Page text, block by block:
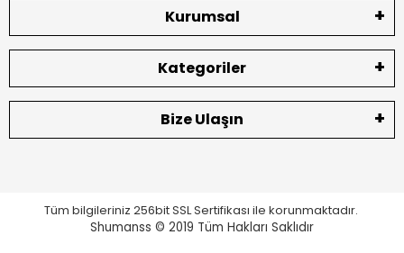
Kurumsal
Kategoriler
Bize Ulaşın
Tüm bilgileriniz 256bit SSL Sertifikası ile korunmaktadır.
Shumanss © 2019 Tüm Hakları Saklıdır